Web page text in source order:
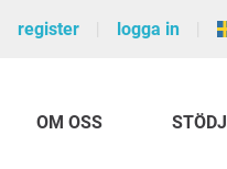
register logga in
OM OSS STÖDJ